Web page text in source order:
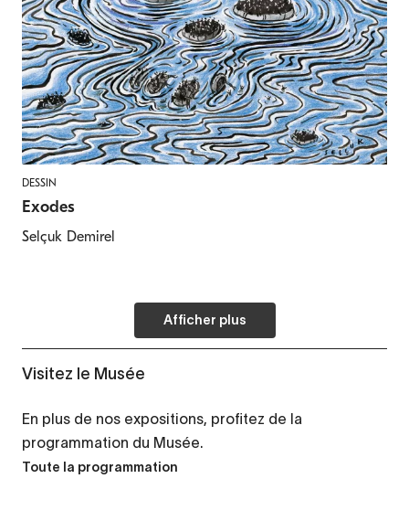
DESSIN
Exodes
Selçuk Demirel
Afficher plus
Visitez le Musée
En plus de nos expositions, profitez de la
programmation du Musée.
Toute la programmation